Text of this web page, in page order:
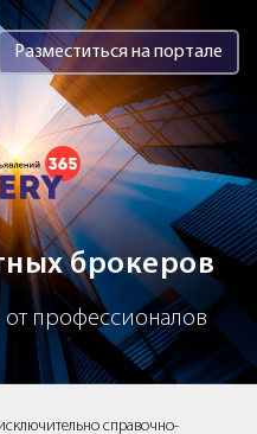
кредитных
Разместиться на портале
брокеров
профессионалов
справочно-